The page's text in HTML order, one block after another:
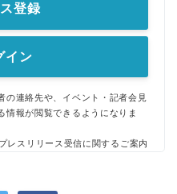
登録
イン
の連絡先や、イベント・記者会見
情報が閲覧できるようになりま
プレスリリース受信に関するご案内